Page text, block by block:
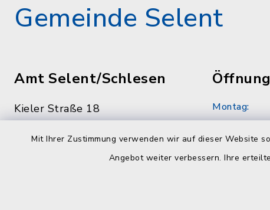
Mit Ihrer Zustimmung verwenden wir auf dieser Website
Angebot weiter verbessern. Ihre
Gemeinde Selent
Amt Selent/Schlesen
Kieler Straße 18
Montag:
Dienstag: